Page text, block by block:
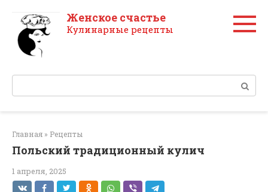
контенту
Женское счастье
Кулинарные рецепты
Поиск:
Главная » Рецепты
Польский традиционный кулич
1 апреля, 2025